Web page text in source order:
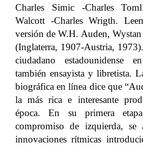
Charles Simic -Charles
Walcott -Charles Wrigth.
versión de W.H. Auden,
(Inglaterra, 1907-Austria,
ciudadano estadounidense
también ensayista y libretista.
biográfica en línea dice que
la más rica e interesante
época. En su primera
compromiso de izquierda, se
innovaciones rítmicas